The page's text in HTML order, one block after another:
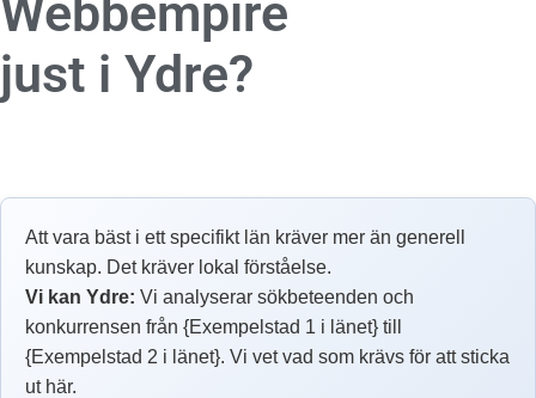
Webbempire
just i Ydre?
Att vara bäst i ett specifikt län kräver mer än generell
kunskap. Det kräver lokal förståelse.
Vi kan Ydre: Vi analyserar sökbeteenden och
konkurrensen från {Exempelstad 1 i länet} till
{Exempelstad 2 i länet}. Vi vet vad som krävs för att sticka
ut här.